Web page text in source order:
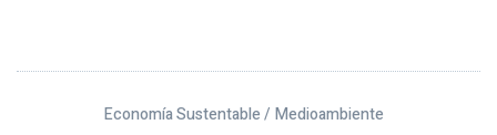
Economía Sustentable / Medioambiente